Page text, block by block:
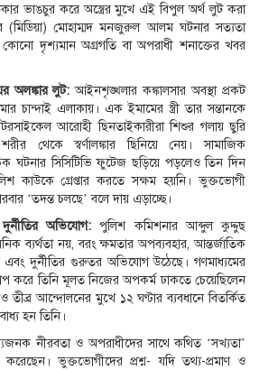
ভাঙচুর করে অস্ত্রের মুখে এই বিপুল অর্থ লুট করা
(মিডিয়া) মোহাম্মদ মনজুরুল আলম ঘটনার সত্যতা
দৃশ্যমান অগ্রগতি বা অপরাধী শনাক্তের খবর
অলঙ্কার লুট: আইনশৃঙ্খলার কঙ্কালসার অবস্থা প্রকট
চান্দাই এলাকায়। এক ইমামের স্ত্রী তার সন্তানকে
আরোহী ছিনতাইকারীরা শিশুর গলায় ছুরি
থেকে স্বর্ণালঙ্কার ছিনিয়ে নেয়। সামাজিক
ঘটনার সিসিটিভি ফুটেজ ছড়িয়ে পড়লেও তিন দিন
কাউকে গ্রেপ্তার করতে সক্ষম হয়নি। ভুক্তভোগী
‘তদন্ত চলছে’ বলে দায় এড়াচ্ছে।
দুর্নীতির অভিযোগ: পুলিশ কমিশনার আব্দুল কুদ্দুছ
ব্যর্থতা নয়, বরং ক্ষমতার অপব্যবহার, আন্তর্জাতিক
এবং দুর্নীতির গুরুতর অভিযোগ উঠেছে। গণমাধ্যমের
করে তিনি মূলত নিজের অপকর্ম ঢাকতে চেয়েছিলেন
তীব্র আন্দোলনের মুখে ১২ ঘণ্টার ব্যবধানে বিতর্কিত
হন তিনি।
নীরবতা ও অপরাধীদের সাথে কথিত ‘সখ্যতা’
ভুক্তভোগীদের প্রশ্ন- যদি তথ্য-প্রমাণ ও